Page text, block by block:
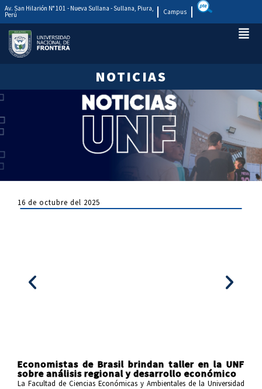
Av. San Hilarión N° 101 - Nueva Sullana - Sullana, Piura,
Perú Campus
NOTICIAS
16 de octubre del 2025
Economistas de Brasil brindan taller en la UNF
sobre análisis regional y desarrollo económico
La Facultad de Ciencias Económicas y Ambientales de la Universidad